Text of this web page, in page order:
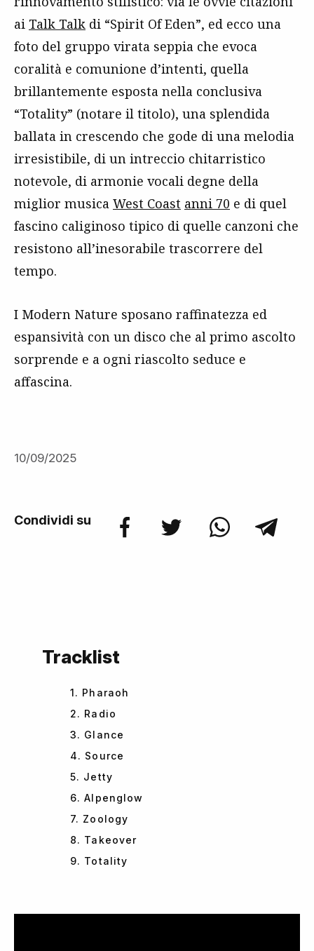
ai Talk Talk di “Spirit Of Eden”, ed ecco una
foto del gruppo virata seppia che evoca
coralità e comunione d’intenti, quella
brillantemente esposta nella conclusiva
“Totality” (notare il titolo), una splendida
ballata in crescendo che gode di una melodia
irresistibile, di un intreccio chitarristico
notevole, di armonie vocali degne della
miglior musica West Coast anni 70 e di quel
fascino caliginoso tipico di quelle canzoni che
resistono all’inesorabile trascorrere del
tempo.
I Modern Nature sposano raffinatezza ed
espansività con un disco che al primo ascolto
sorprende e a ogni riascolto seduce e
affascina.
10/09/2025
Condividi su
Tracklist
1. Pharaoh
2. Radio
3. Glance
4. Source
5. Jetty
6. Alpenglow
7. Zoology
8. Takeover
9. Totality